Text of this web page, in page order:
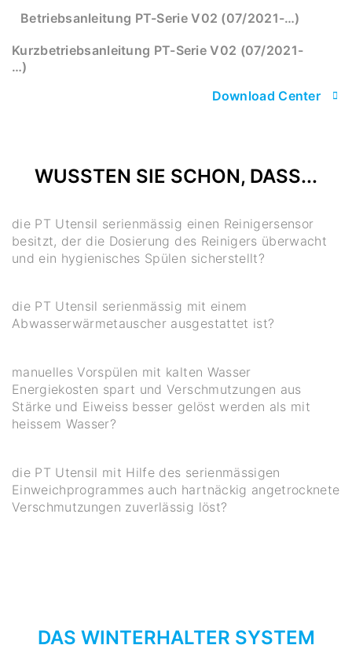
Betriebsanleitung PT-Serie V02 (07/2021-…)
Kurzbetriebsanleitung PT-Serie V02 (07/2021-
…)
Download Center
WUSSTEN SIE SCHON, DASS...
die PT Utensil serienmässig einen Reinigersensor
besitzt, der die Dosierung des Reinigers überwacht
und ein hygienisches Spülen sicherstellt?
die PT Utensil serienmässig mit einem
Abwasserwärmetauscher ausgestattet ist?
manuelles Vorspülen mit kalten Wasser
Energiekosten spart und Verschmutzungen aus
Stärke und Eiweiss besser gelöst werden als mit
heissem Wasser?
die PT Utensil mit Hilfe des serienmässigen
Einweichprogrammes auch hartnäckig angetrocknete
Verschmutzungen zuverlässig löst?
DAS WINTERHALTER SYSTEM